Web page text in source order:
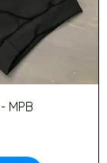
MPB